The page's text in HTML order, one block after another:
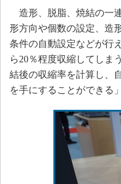
造形、脱脂、焼結の一
形方向や個数の設定、造
条件の自動設定などが行
ら20％程度収縮してしま
結後の収縮率を計算し、
を手にすることができる